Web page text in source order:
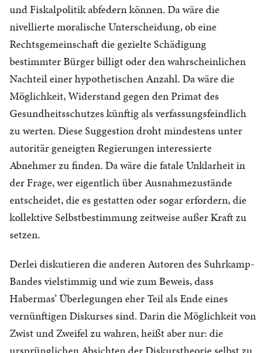
und Fiskalpolitik abfedern können. Da wäre die
nivellierte moralische Unterscheidung, ob eine
Rechtsgemeinschaft die gezielte Schädigung
bestimmter Bürger billigt oder den wahrscheinlichen
Nachteil einer hypothetischen Anzahl. Da wäre die
Möglichkeit, Widerstand gegen den Primat des
Gesundheitsschutzes künftig als verfassungsfeindlich
zu werten. Diese Suggestion droht mindestens unter
autoritär geneigten Regierungen interessierte
Abnehmer zu finden. Da wäre die fatale Unklarheit in
der Frage, wer eigentlich über Ausnahmezustände
entscheidet, die es gestatten oder sogar erfordern, die
kollektive Selbstbestimmung zeitweise außer Kraft zu
setzen.
Derlei diskutieren die anderen Autoren des Suhrkamp-
Bandes vielstimmig und wie zum Beweis, dass
Habermas’ Überlegungen eher Teil als Ende eines
vernünftigen Diskurses sind. Darin die Möglichkeit von
Zwist und Zweifel zu wahren, heißt aber nur: die